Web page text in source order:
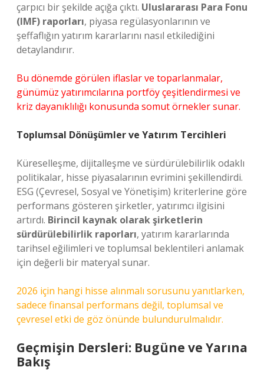
çarpıcı bir şekilde açığa çıktı. Uluslararası Para Fonu
(IMF) raporları, piyasa regülasyonlarının ve
şeffaflığın yatırım kararlarını nasıl etkilediğini
detaylandırır.
Bu dönemde görülen iflaslar ve toparlanmalar,
günümüz yatırımcılarına portföy çeşitlendirmesi ve
kriz dayanıklılığı konusunda somut örnekler sunar.
Toplumsal Dönüşümler ve Yatırım Tercihleri
Küreselleşme, dijitalleşme ve sürdürülebilirlik odaklı
politikalar, hisse piyasalarının evrimini şekillendirdi.
ESG (Çevresel, Sosyal ve Yönetişim) kriterlerine göre
performans gösteren şirketler, yatırımcı ilgisini
artırdı. Birincil kaynak olarak şirketlerin
sürdürülebilirlik raporları, yatırım kararlarında
tarihsel eğilimleri ve toplumsal beklentileri anlamak
için değerli bir materyal sunar.
2026 için hangi hisse alınmalı sorusunu yanıtlarken,
sadece finansal performans değil, toplumsal ve
çevresel etki de göz önünde bulundurulmalıdır.
Geçmişin Dersleri: Bugüne ve Yarına
Bakış